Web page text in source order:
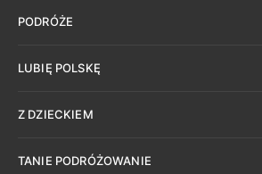
PODRÓŻE
LUBIĘ POLSKĘ
Z DZIECKIEM
TANIE PODRÓŻOWANIE